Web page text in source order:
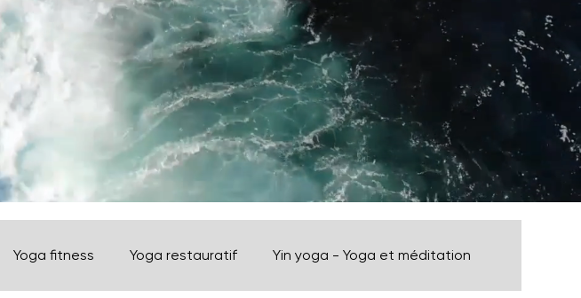
Yoga fitness Yoga restauratif Yin yoga - Yoga et méditation